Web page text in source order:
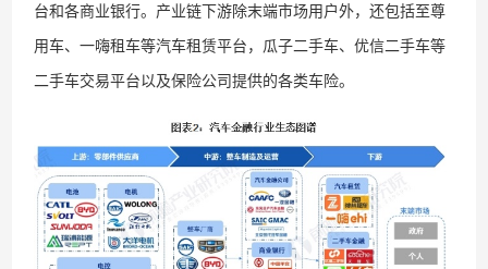
台和各商业银行。产业链下游除末端市场用户外，还包括至尊
用车、一嗨租车等汽车租赁平台，瓜子二手车、优信二手车等
二手车交易平台以及保险公司提供的各类车险。